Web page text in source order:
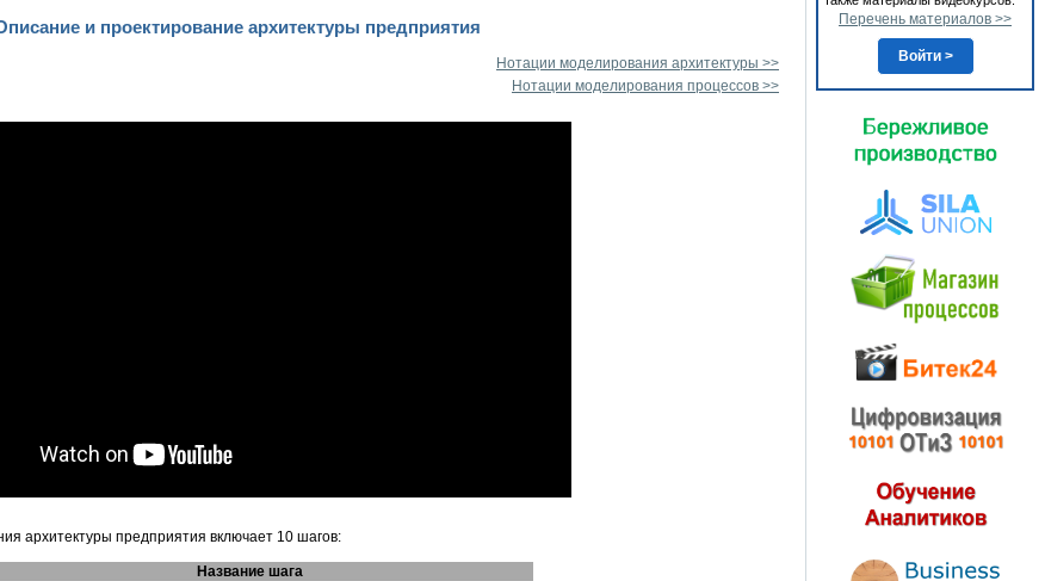
и проектирование архитектуры предприятия
Нотации моделирования архитектуры >>
Нотации моделирования процессов >>
архитектуры предприятия включает 10 шагов:
Название шага
Перечень материалов >>
Войти >